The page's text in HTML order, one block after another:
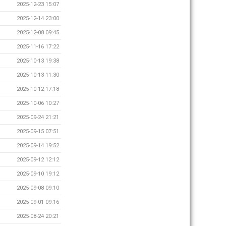
2025-12-23 15:07
2025-12-14 23:00
2025-12-08 09:45
2025-11-16 17:22
2025-10-13 19:38
2025-10-13 11:30
2025-10-12 17:18
2025-10-06 10:27
2025-09-24 21:21
2025-09-15 07:51
2025-09-14 19:52
2025-09-12 12:12
2025-09-10 19:12
2025-09-08 09:10
2025-09-01 09:16
2025-08-24 20:21